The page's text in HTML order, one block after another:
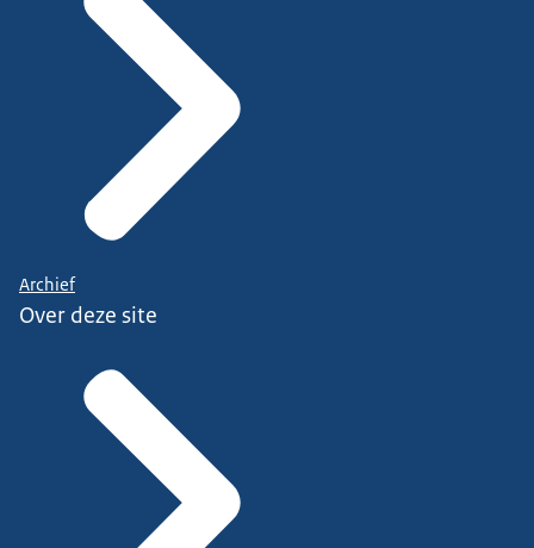
Archief
Over deze site